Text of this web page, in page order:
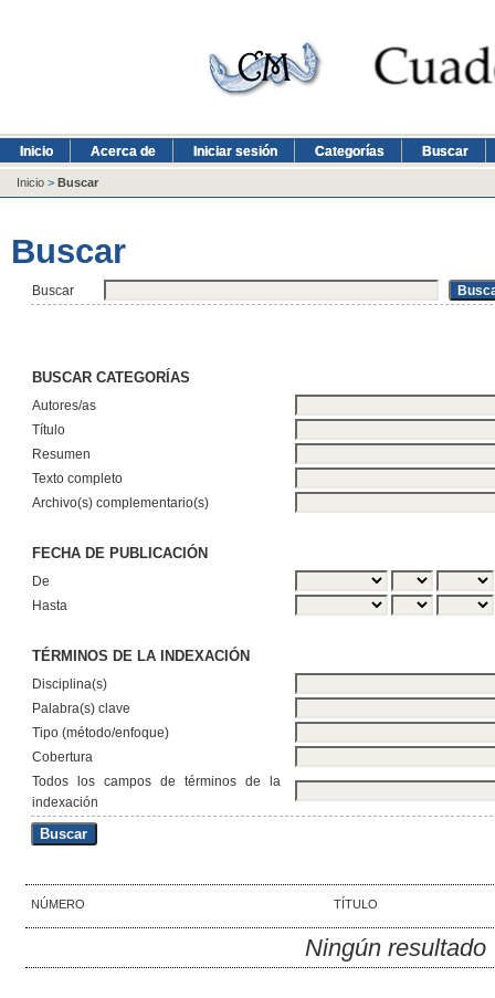
Inicio Acerca de Iniciar sesión Categorías Buscar
Inicio > Buscar
Buscar
Buscar
BUSCAR CATEGORÍAS
Autores/as
Título
Resumen
Texto completo
Archivo(s) complementario(s)
FECHA DE PUBLICACIÓN
De
Hasta
TÉRMINOS DE LA INDEXACIÓN
Disciplina(s)
Palabra(s) clave
Tipo (método/enfoque)
Cobertura
Todos los campos de términos de la
indexación
NÚMERO TÍTULO
Ningún resultado